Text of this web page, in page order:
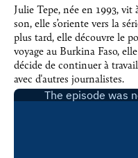
Julie Tepe, née en 1993,
son, elle s’oriente vers la
plus tard, elle découvre le
voyage au Burkina Faso,
décide de continuer à
avec d'autres journalistes.